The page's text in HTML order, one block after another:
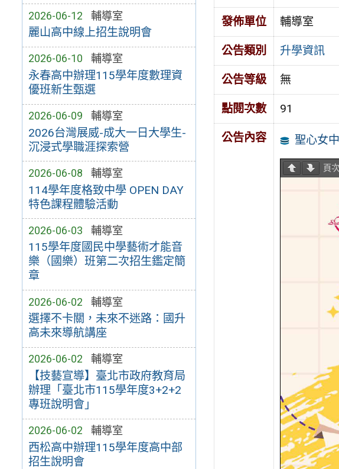
2026-06-12 輔導室
麗山高中線上招生說明會
2026-06-10 輔導室
永春高中辦理115學年度數理資
優班新生甄選
2026-06-09 輔導室
2026台灣展威-成大一日大學生-
沉浸式學職涯探索營
2026-06-08 輔導室
114學年度格致中學 OPEN DAY
特色課程體驗活動
2026-06-03 輔導室
115學年度國民中學藝術才能音
樂（國樂）班第二次招生鑑定簡
章
2026-06-02 輔導室
選擇不卡關，未來不迷路：國升
高未來導航講座
2026-06-02 輔導室
【技藝宣導】臺北市政府教育局
辦理「臺北市115學年度3+2+2
專班說明會」
2026-06-02 輔導室
西松高中辦理115學年度高中部
招生說明會
發佈單位 輔導室
公告類別 升學資訊
公告等級 無
點閱次數 91
公告內容 聖心女
頁次